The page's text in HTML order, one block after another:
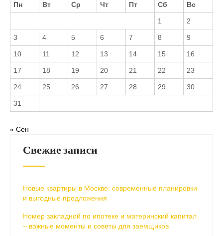
Пн Вт Ср Чт Пт Сб Вс
1 2
3 4 5 6 7 8 9
10 11 12 13 14 15 16
17 18 19 20 21 22 23
24 25 26 27 28 29 30
31
« Сен
Свежие записи
Новые квартиры в Москве: современные планировки
и выгодные предложения
Номер закладной по ипотеке и материнский капитал
– важные моменты и советы для заемщиков